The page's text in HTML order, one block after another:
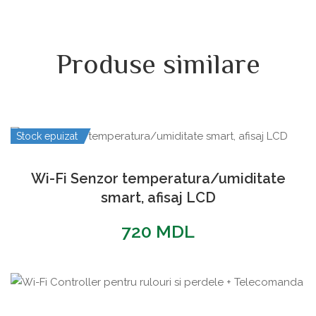
Produse similare
Stock epuizat
Wi-Fi Senzor temperatura/umiditate
smart, afisaj LCD
720 MDL